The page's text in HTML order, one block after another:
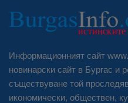
Информационният сайт
новинарски сайт в Бургас и
съществуване той
икономически, обществен,